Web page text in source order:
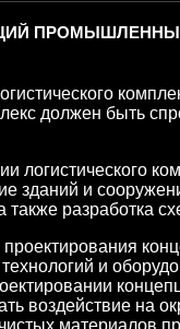
должен быть
логистического
зданий и
также разработка
и
воздействие на
материалов